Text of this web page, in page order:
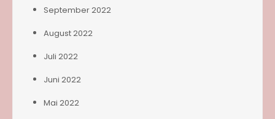
September 2022
August 2022
Juli 2022
Juni 2022
Mai 2022